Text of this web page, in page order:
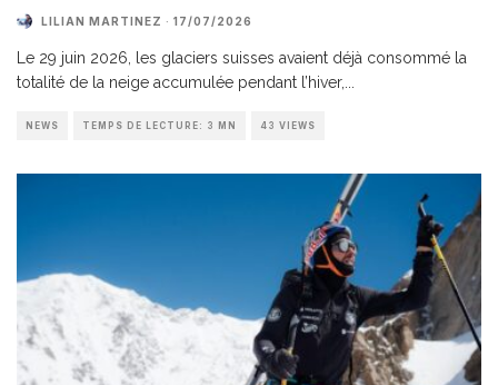
LILIAN MARTINEZ · 17/07/2026
Le 29 juin 2026, les glaciers suisses avaient déjà consommé la
totalité de la neige accumulée pendant l’hiver,
NEWS TEMPS DE LECTURE: 3 MN 43 VIEWS